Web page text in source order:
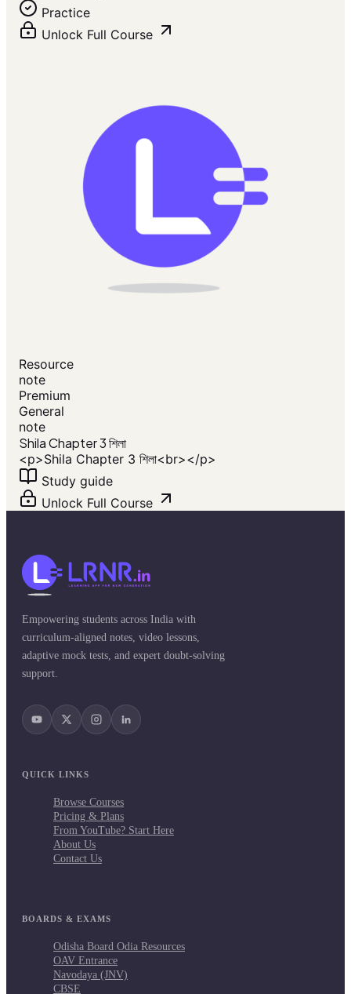
Practice
Unlock Full Course
Resource
note
Premium
General
note
Shila Chapter 3 শিলা
<p>Shila Chapter 3 শিলা<br></p>
Study guide
Unlock Full Course
Empowering students across India with
curriculum-aligned notes, video lessons,
adaptive mock tests, and expert doubt-solving
support.
QUICK LINKS
Browse Courses
Pricing & Plans
From YouTube? Start Here
About Us
Contact Us
BOARDS & EXAMS
Odisha Board Odia Resources
OAV Entrance
Navodaya (JNV)
CBSE